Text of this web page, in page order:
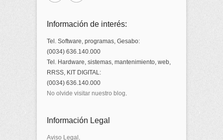
Información de interés:
Tel. Software, programas, Gesabo:
(0034) 636.140.000
Tel. Hardware, sistemas, mantenimiento, web,
RRSS, KIT DIGITAL:
(0034) 636.140.000
No olvide visitar nuestro blog.
Información Legal
Aviso Legal .